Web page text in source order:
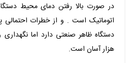
در صورت بالا رفتن دمای محیط
اتوماتیک است . و از خطرات
دستگاه ظاهر صنعتی دارد اما
هزار آسان است.